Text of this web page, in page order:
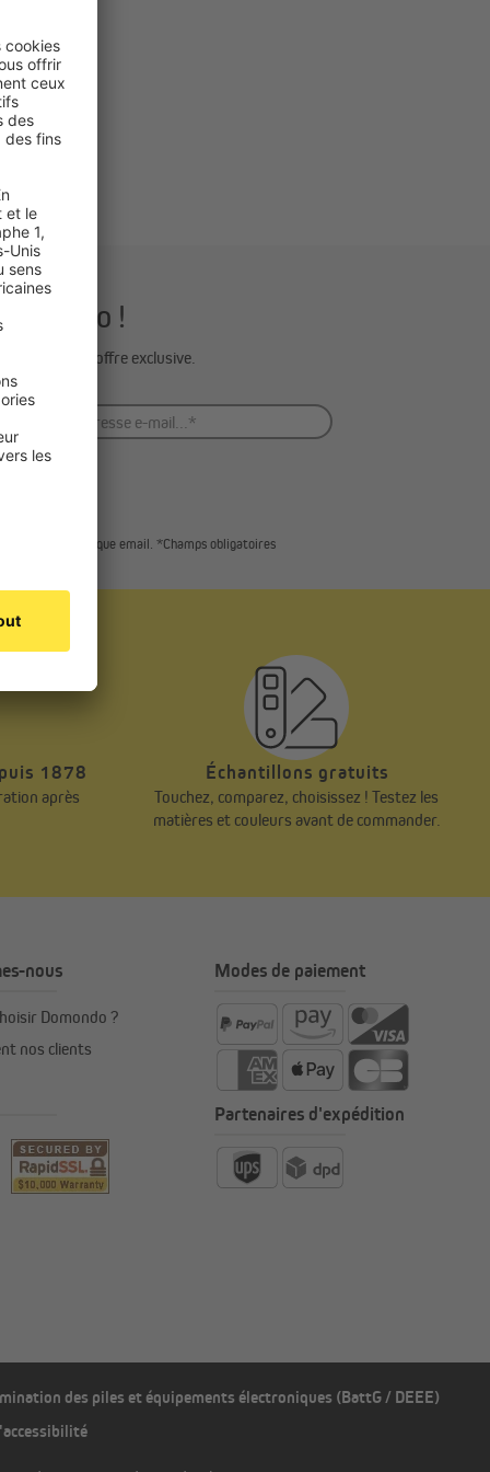
!
déco ou offre exclusive.
dans chaque email. *Champs obligatoires
1878
après
Échantillons gratuits
Touchez, comparez, choisissez ! Testez les
matières et couleurs avant de commander.
nous
Domondo ?
nos clients
Modes de paiement
Partenaires d'expédition
des piles et équipements électroniques (BattG / DEEE)